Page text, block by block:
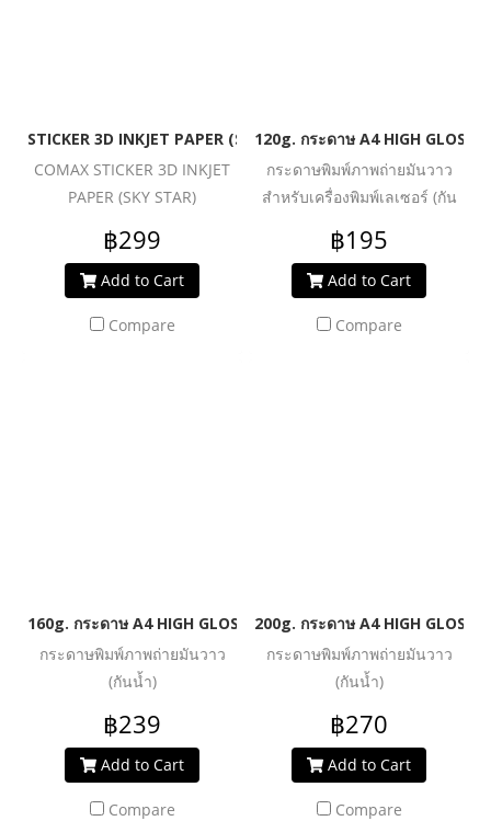
STICKER 3D INKJET PAPER (SKY STAR)
COMAX STICKER 3D INKJET
PAPER (SKY STAR)
฿299
Add to Cart
Compare
120g. กระดาษ A4 HIGH
กระดาษพิมพ์ภาพถ่ายมันวาว
สำหรับเครื่องพิมพ์เลเซอร์ (กัน
฿195
Add to Cart
Compare
160g. กระดาษ A4 HIGH GLOSSY PHOTO INKJET PAPER
กระดาษพิมพ์ภาพถ่ายมันวาว
(กันน้ำ)
฿239
Add to Cart
Compare
200g. กระดาษ A4 HIGH
กระดาษพิมพ์ภาพถ่ายมันวาว
(กันน้ำ)
฿270
Add to Cart
Compare